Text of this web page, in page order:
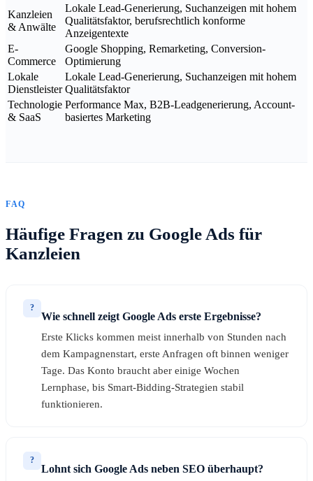
Kanzleien
& Anwälte
Lokale Lead-Generierung, Suchanzeigen mit hohem
Qualitätsfaktor, berufsrechtlich konforme
Anzeigentexte
E-
Commerce
Google Shopping, Remarketing, Conversion-
Optimierung
Lokale
Dienstleister
Lokale Lead-Generierung, Suchanzeigen mit hohem
Qualitätsfaktor
Technologie
& SaaS
Performance Max, B2B-Leadgenerierung, Account-
basiertes Marketing
FAQ
Häufige Fragen zu Google Ads für
Kanzleien
?
Wie schnell zeigt Google Ads erste Ergebnisse?
Erste Klicks kommen meist innerhalb von Stunden nach
dem Kampagnenstart, erste Anfragen oft binnen weniger
Tage. Das Konto braucht aber einige Wochen
Lernphase, bis Smart-Bidding-Strategien stabil
funktionieren.
?
Lohnt sich Google Ads neben SEO überhaupt?